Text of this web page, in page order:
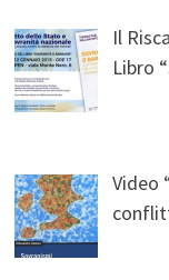
Il
Libro
Video